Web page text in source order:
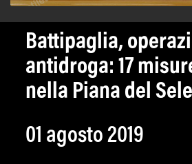
Battipaglia,
antidroga: 17
nella Piana del Sele
01 agosto 2019